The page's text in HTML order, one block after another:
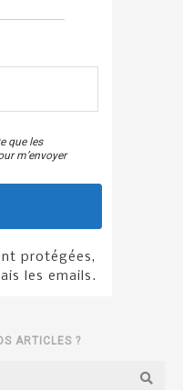
que les
m’envoyer
protégées,
les emails.
ARTICLES ?